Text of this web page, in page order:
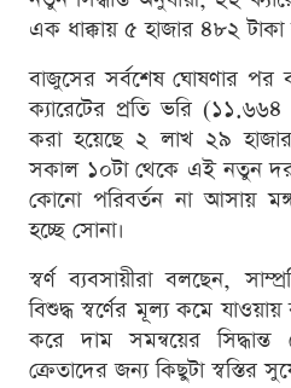
এক ধাক্কায় ৫ হাজার ৪৮২ টাকা
বাজুসের সর্বশেষ ঘোষণার পর
ক্যারেটের প্রতি ভরি (১১.৬৬৪
করা হয়েছে ২ লাখ ২৯
সকাল ১০টা থেকে এই নতুন
কোনো পরিবর্তন না আসায়
হচ্ছে সোনা।
স্বর্ণ ব্যবসায়ীরা বলছেন,
বিশুদ্ধ স্বর্ণের মূল্য কমে যাওয়ায়
করে দাম সমন্বয়ের সিদ্ধান্ত
ক্রেতাদের জন্য কিছুটা স্বস্তির